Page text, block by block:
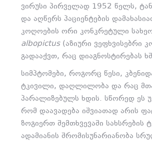
ვირუსი პირველად 1952 წელს,
და აღწერს პაციენტების
კოღოების ორი კონკრეტული
albopictus(აზიური ვეფხვისებრი
გადააქვთ, რაც დიაგნოსტირებას
სიმპტომები, როგორც წესი,
ტკივილი, დაღლილობა და რაც
პარალიზებულს ხდის. სწორედ ეს
რომ დაავადება იშვიათად არის
ზოგიერთ შემთხვევაში
ადამიანის შრომისუნარიანობა